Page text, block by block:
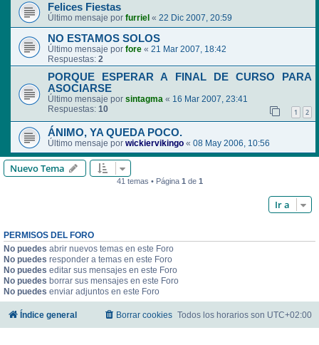
Felices Fiestas
Último mensaje por furriel « 22 Dic 2007, 20:59
NO ESTAMOS SOLOS
Último mensaje por fore « 21 Mar 2007, 18:42
Respuestas: 2
PORQUE ESPERAR A FINAL DE CURSO PARA
ASOCIARSE
Último mensaje por sintagma « 16 Mar 2007, 23:41
Respuestas: 10 1 2
ÁNIMO, YA QUEDA POCO.
Último mensaje por wickiervikingo « 08 May 2006, 10:56
Nuevo Tema
41 temas • Página 1 de 1
Ir a
PERMISOS DEL FORO
No puedes abrir nuevos temas en este Foro
No puedes responder a temas en este Foro
No puedes editar sus mensajes en este Foro
No puedes borrar sus mensajes en este Foro
No puedes enviar adjuntos en este Foro
Índice general Todos los horarios son UTC+02:00
Borrar cookies